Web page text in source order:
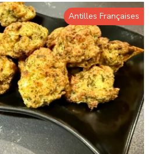
Antilles Françaises